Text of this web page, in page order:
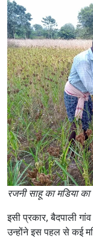
रजनी साहू का मडिया
इसी प्रकार, बैदपाली
उन्होंने इस पहल से कई